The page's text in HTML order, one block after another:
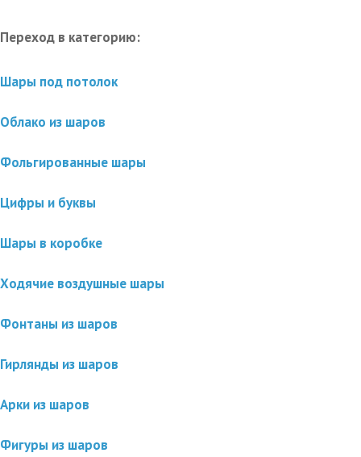
Переход в категорию:
Шары под потолок
Облако из шаров
Фольгированные шары
Цифры и буквы
Шары в коробке
Ходячие воздушные шары
Фонтаны из шаров
Гирлянды из шаров
Арки из шаров
Фигуры из шаров